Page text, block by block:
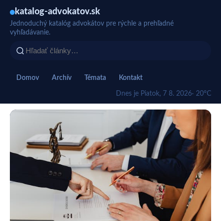
katalog-advokatov.sk
Jednoduchý katalóg advokátov pre rýchle a prehľadné
vyhľadávanie.
Domov Archív Témata Kontakt
Dnes je Piatok, 7 8. 2026· 20°C